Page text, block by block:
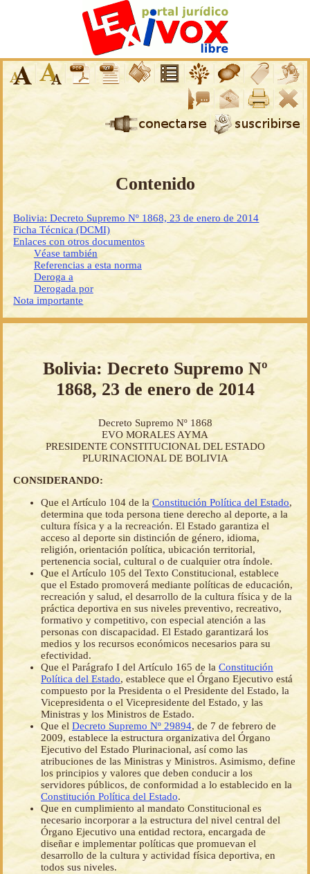
Contenido
Bolivia: Decreto Supremo Nº 1868, 23 de enero de 2014
Ficha Técnica (DCMI)
Enlaces con otros documentos
Véase también
Referencias a esta norma
Deroga a
Derogada por
Nota importante
Bolivia: Decreto Supremo Nº
1868, 23 de enero de 2014
Decreto Supremo Nº 1868
EVO MORALES AYMA
PRESIDENTE CONSTITUCIONAL DEL ESTADO
PLURINACIONAL DE BOLIVIA
CONSIDERANDO:
Que el Artículo 104 de la Constitución Política del Estado,
determina que toda persona tiene derecho al deporte, a la
cultura física y a la recreación. El Estado garantiza el
acceso al deporte sin distinción de género, idioma,
religión, orientación política, ubicación territorial,
pertenencia social, cultural o de cualquier otra índole.
Que el Artículo 105 del Texto Constitucional, establece
que el Estado promoverá mediante políticas de educación,
recreación y salud, el desarrollo de la cultura física y de la
práctica deportiva en sus niveles preventivo, recreativo,
formativo y competitivo, con especial atención a las
personas con discapacidad. El Estado garantizará los
medios y los recursos económicos necesarios para su
efectividad.
Que el Parágrafo I del Artículo 165 de la Constitución
Política del Estado, establece que el Órgano Ejecutivo está
compuesto por la Presidenta o el Presidente del Estado, la
Vicepresidenta o el Vicepresidente del Estado, y las
Ministras y los Ministros de Estado.
Que el Decreto Supremo Nº 29894, de 7 de febrero de
2009, establece la estructura organizativa del Órgano
Ejecutivo del Estado Plurinacional, así como las
atribuciones de las Ministras y Ministros. Asimismo, define
los principios y valores que deben conducir a los
servidores públicos, de conformidad a lo establecido en la
Constitución Política del Estado.
Que en cumplimiento al mandato Constitucional es
necesario incorporar a la estructura del nivel central del
Órgano Ejecutivo una entidad rectora, encargada de
diseñar e implementar políticas que promuevan el
desarrollo de la cultura y actividad física deportiva, en
todos sus niveles.